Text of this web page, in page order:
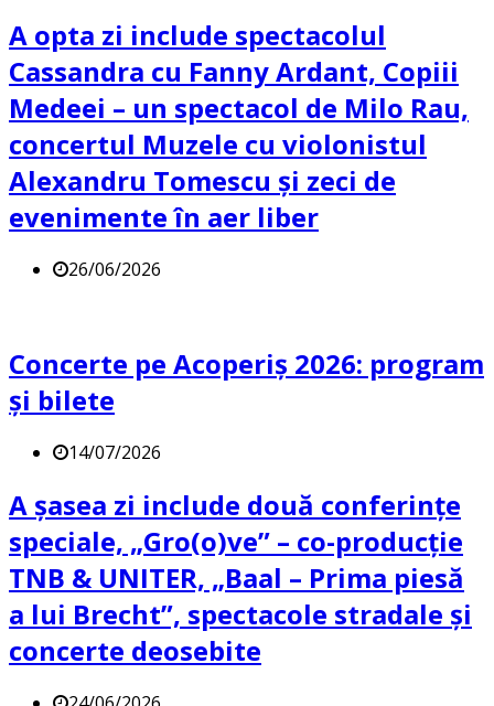
A opta zi include spectacolul
Cassandra cu Fanny Ardant, Copiii
Medeei – un spectacol de Milo Rau,
concertul Muzele cu violonistul
Alexandru Tomescu și zeci de
evenimente în aer liber
26/06/2026
Concerte pe Acoperiș 2026: program
și bilete
14/07/2026
A șasea zi include două conferințe
speciale, „Gro(o)ve” – co-producție
TNB & UNITER, „Baal – Prima piesă
a lui Brecht”, spectacole stradale și
concerte deosebite